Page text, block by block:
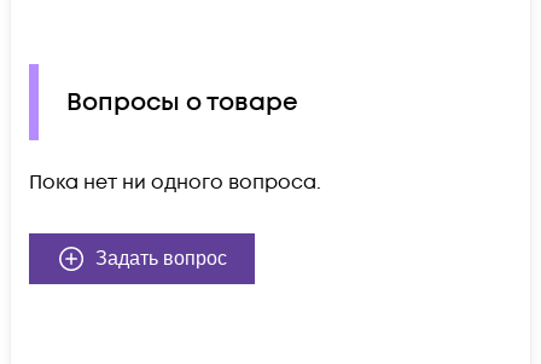
Вопросы о товаре
Пока нет ни одного вопроса.
Задать вопрос